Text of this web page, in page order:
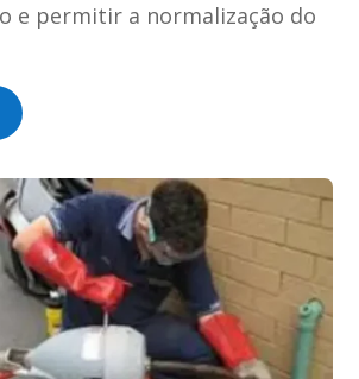
e permitir a normalização do